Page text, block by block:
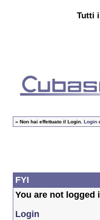
Tutti
» Non hai effettuato il Login. Login
FYI
You are not logged
Login